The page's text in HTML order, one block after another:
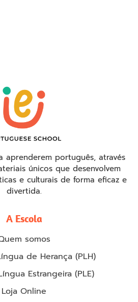
aprenderem português, através
únicos que desenvolvem
e culturais de forma eficaz e
divertida.
A Escola
somos
de Herança (PLH)
Estrangeira (PLE)
Loja Online